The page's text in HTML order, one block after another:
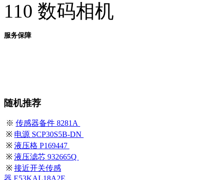
110 数码相机
服务保障
随机推荐
※ 传感器备件 8281A
※ 电源 SCP30S5B-DN
※ 液压格 P169447
※ 液压滤芯 932665Q
※ 接近开关传感